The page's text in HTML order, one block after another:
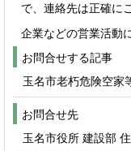
で、連絡先は正確に
企業などの営業活動
お問合せする記事
玉名市老朽危険空家
お問合せ先
玉名市役所 建設部